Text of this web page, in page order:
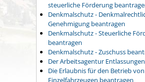
steuerliche Förderung
Denkmalschutz -
Genehmigung beantragen
Denkmalschutz - Steuerliche
beantragen
Denkmalschutz - Zuschuss
Der Arbeitsagentur
Die Erlaubnis für den Betrieb von
Einzelfahrzeugen beantragen